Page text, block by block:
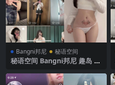
Bangni邦尼 秘语空间
秘语空间 Bangni邦尼 趣岛 N
完整版